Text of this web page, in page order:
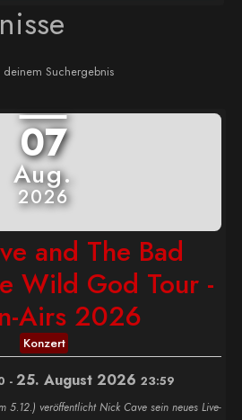
deinem Suchergebnis
07
Aug.
2026
and The Bad
Wild God Tour -
Airs 2026
Konzert
- 25. August 2026 23:59
veröffentlicht Nick Cave sein neues Live-